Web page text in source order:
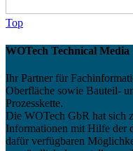
Top
WOTech Technical Media
Ihr Partner für
Oberfläche sowie Bauteil-
Prozesskette.
Die WOTech GbR hat sich
Informationen mit Hilfe der
dafür verfügbaren